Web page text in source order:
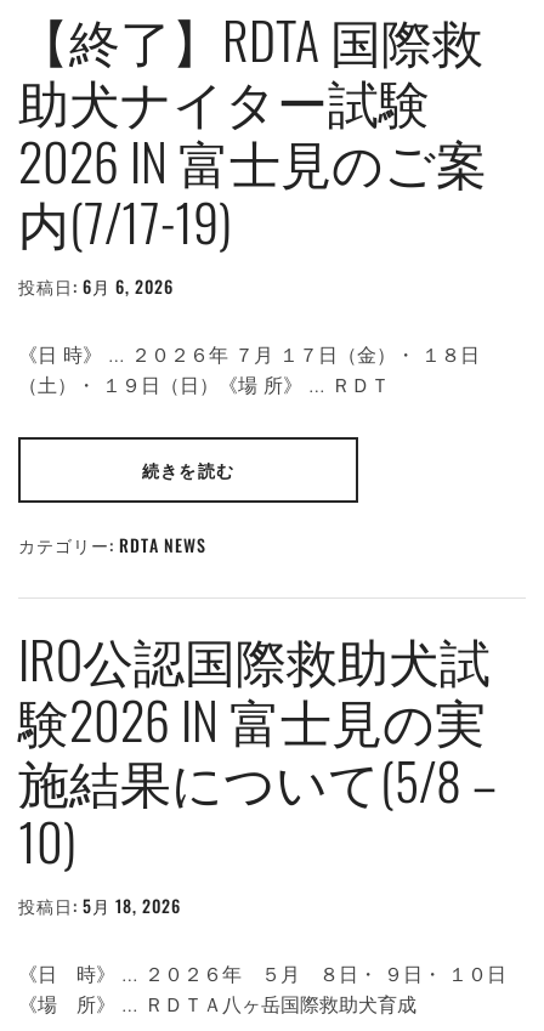
【終了】RDTA 国際救
助犬ナイター試験
2026 IN 富士見のご案
内(7/17-19)
投稿日: 6月 6, 2026
WEBMASTER
《日 時》 … ２０２６年 ７月 １７日（金）・ １８日
（土）・ １９日（日）《場 所》 … ＲＤＴ
続きを読む
カテゴリー: RDTA NEWS
IRO公認国際救助犬試
験2026 IN 富士見の実
施結果について(5/8 –
10)
投稿日: 5月 18, 2026
WEBMASTER
《日 時》 … ２０２６年 ５月 ８日・ ９日・ １０日
《場 所》 … ＲＤＴＡ八ヶ岳国際救助犬育成